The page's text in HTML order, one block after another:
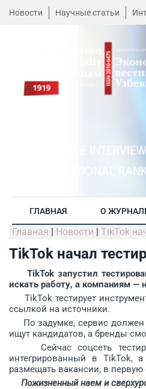
Новости Научные статьи
ГЛАВНАЯ О
Главная | Новости | TikTok
TikTok начал
TikTok запустил
искать работу, а компаниям —
TikTok тестирует
ссылкой на источники.
По задумке, сервис
ищут кандидатов, а бренды
Сейчас соцсеть
интегрированный в TikTok,
размещать вакансии, в первую
Пожизненный наем и